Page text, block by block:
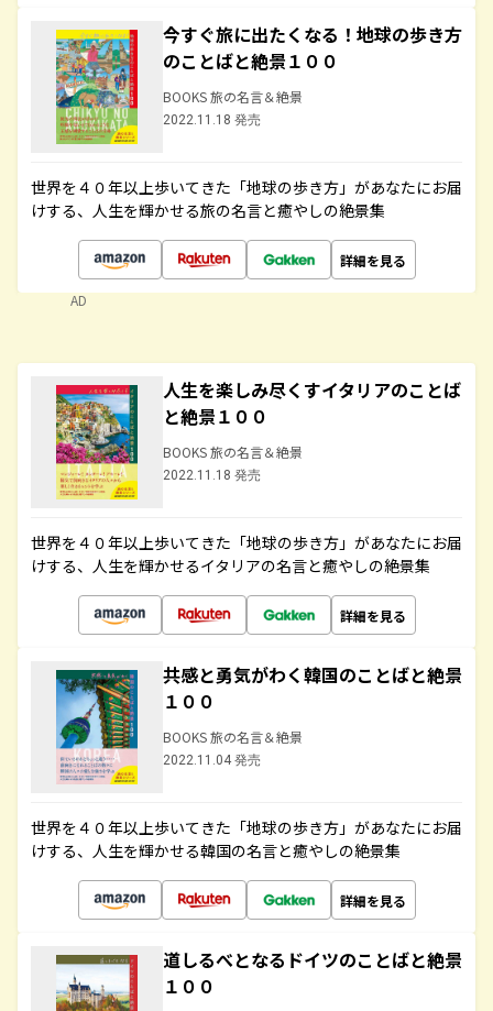
今すぐ旅に出たくなる！地球の歩き方
のことばと絶景１００
BOOKS 旅の名言＆絶景
2022.11.18 発売
世界を４０年以上歩いてきた「地球の歩き方」があなたにお届
けする、人生を輝かせる旅の名言と癒やしの絶景集
詳細を見る
AD
人生を楽しみ尽くすイタリアのことば
と絶景１００
BOOKS 旅の名言＆絶景
2022.11.18 発売
世界を４０年以上歩いてきた「地球の歩き方」があなたにお届
けする、人生を輝かせるイタリアの名言と癒やしの絶景集
詳細を見る
共感と勇気がわく韓国のことばと絶景
１００
BOOKS 旅の名言＆絶景
2022.11.04 発売
世界を４０年以上歩いてきた「地球の歩き方」があなたにお届
けする、人生を輝かせる韓国の名言と癒やしの絶景集
詳細を見る
道しるべとなるドイツのことばと絶景
１００